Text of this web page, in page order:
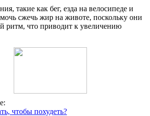
такие как бег, езда на велосипеде и
сжечь жир на животе, поскольку они
ритм, что приводит к увеличению
чтобы похудеть?